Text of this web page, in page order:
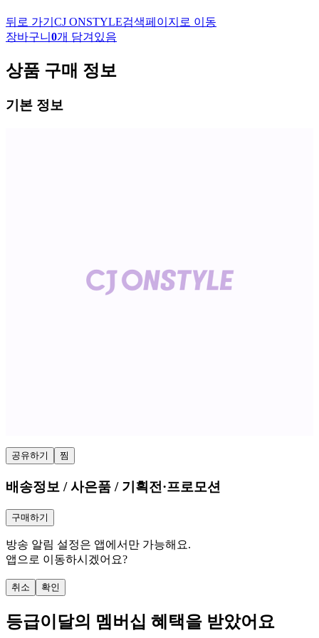
뒤로 가기 CJ ONSTYLE검색페이지로 이동
장바구니 0개 담겨있음
상품 구매 정보
기본 정보
공유하기 찜
배송정보 / 사은품 / 기획전·프로모션
구매하기
방송 알림 설정은 앱에서만 가능해요.
앱으로 이동하시겠어요?
취소 확인
등급이달의 멤버십 혜택을 받았어요